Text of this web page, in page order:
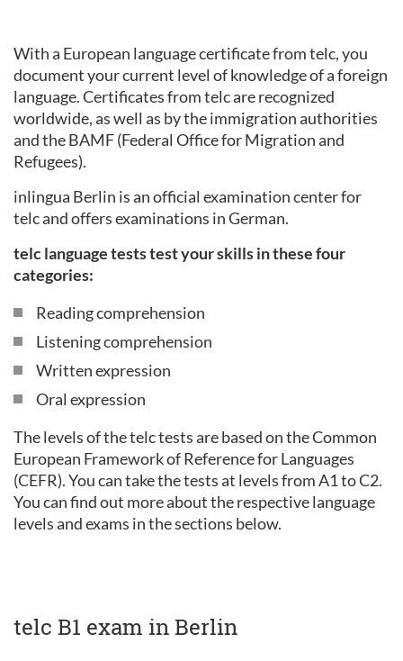
With a European language certificate from telc, you
document your current level of knowledge of a foreign
language. Certificates from telc are recognized
worldwide, as well as by the immigration authorities
and the BAMF (Federal Office for Migration and
Refugees).
inlingua Berlin is an official examination center for
telc and offers examinations in German.
telc language tests test your skills in these four
categories:
Reading comprehension
Listening comprehension
Written expression
Oral expression
The levels of the telc tests are based on the Common
European Framework of Reference for Languages
(CEFR). You can take the tests at levels from A1 to C2.
You can find out more about the respective language
levels and exams in the sections below.
telc B1 exam in Berlin